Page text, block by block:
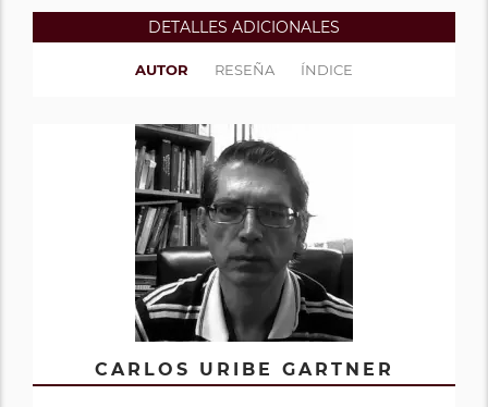
DETALLES ADICIONALES
AUTOR RESEÑA ÍNDICE
CARLOS URIBE GARTNER